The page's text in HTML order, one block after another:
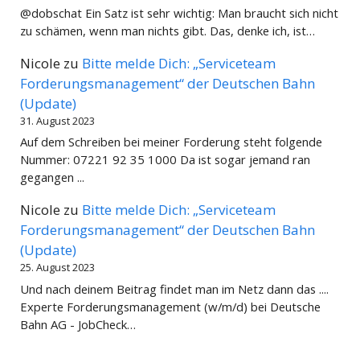
@dobschat Ein Satz ist sehr wichtig: Man braucht sich nicht
zu schämen, wenn man nichts gibt. Das, denke ich, ist…
Nicole zu Bitte melde Dich: „Serviceteam
Forderungsmanagement“ der Deutschen Bahn
(Update)
31. August 2023
Auf dem Schreiben bei meiner Forderung steht folgende
Nummer: 07221 92 35 1000 Da ist sogar jemand ran
gegangen ...
Nicole zu Bitte melde Dich: „Serviceteam
Forderungsmanagement“ der Deutschen Bahn
(Update)
25. August 2023
Und nach deinem Beitrag findet man im Netz dann das ....
Experte Forderungsmanagement (w/m/d) bei Deutsche
Bahn AG - JobCheck…